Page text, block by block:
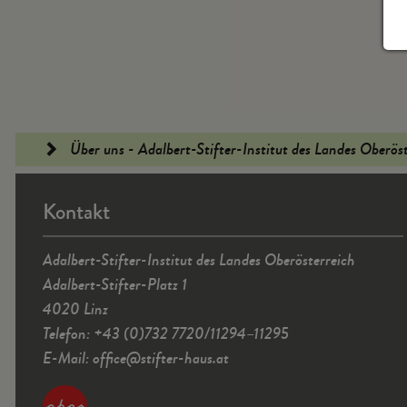
Fußleiste Über uns - Adalbert-Stifter-Institut des Landes
Kontakt
Adalbert-Stifter-Institut des Landes Oberösterreich
Adalbert-Stifter-Platz 1
4020 Linz
Telefon: +43 (0)732 7720/11294–11295
E-Mail:office@stifter-haus.at